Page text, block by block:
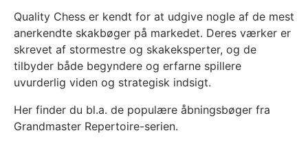
Quality Chess er kendt for at udgive nogle af de mest
anerkendte skakbøger på markedet. Deres værker er
skrevet af stormestre og skakeksperter, og de
tilbyder både begyndere og erfarne spillere
uvurderlig viden og strategisk indsigt.
Her finder du bl.a. de populære åbningsbøger fra
Grandmaster Repertoire-serien.